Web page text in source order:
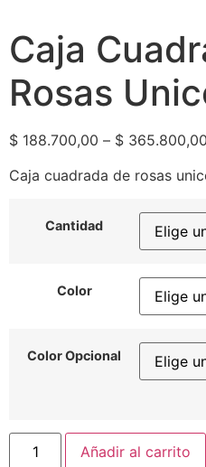
Caja
Rosas
$ 188.700,00 – $ 365.800,00
Caja cuadrada de rosas
Cantidad
Color
Color Opcional
Añadir al carrito